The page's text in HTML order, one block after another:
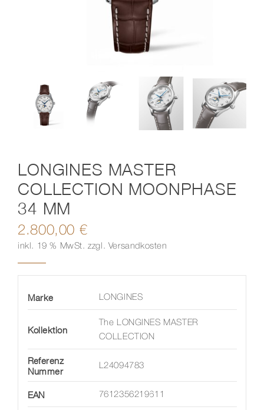
LONGINES MASTER
COLLECTION MOONPHASE
34 MM
2.800,00 €
inkl. 19 % MwSt. zzgl. Versandkosten
Marke LONGINES
Kollektion
The LONGINES MASTER
COLLECTION
Referenz
Nummer
L24094783
EAN 7612356219611